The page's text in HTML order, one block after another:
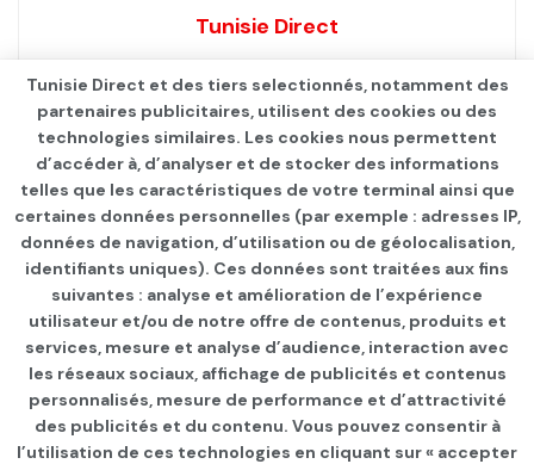
Tunisie Direct
Page d'accueil Les infos du jour
Un référendum c’est…
parTunisie Direct depuis 5 ans
Tunisie Direct et des tiers selectionnés, notamment des
partenaires publicitaires, utilisent des cookies ou des
technologies similaires. Les cookies nous permettent
d’accéder à, d’analyser et de stocker des informations
telles que les caractéristiques de votre terminal ainsi que
certaines données personnelles (par exemple : adresses IP,
données de navigation, d’utilisation ou de géolocalisation,
identifiants uniques). Ces données sont traitées aux fins
suivantes : analyse et amélioration de l’expérience
utilisateur et/ou de notre offre de contenus, produits et
services, mesure et analyse d’audience, interaction avec
les réseaux sociaux, affichage de publicités et contenus
personnalisés, mesure de performance et d’attractivité
des publicités et du contenu. Vous pouvez consentir à
l’utilisation de ces technologies en cliquant sur « accepter